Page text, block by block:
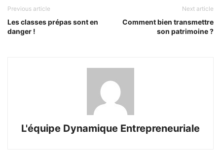
Previous article
Les classes prépas sont en
danger !
Next article
Comment bien transmettre
son patrimoine ?
L'équipe Dynamique Entrepreneuriale